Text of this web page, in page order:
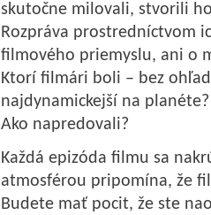
skutočne milovali, stvorili
Rozpráva prostredníctvom
filmového priemyslu, ani o
Ktorí filmári boli – bez
najdynamickejší na
Ako napredovali?
Každá epizóda filmu sa
atmosférou pripomína, že
Budete mať pocit, že ste